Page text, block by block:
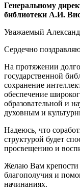
Генеральному
библиотеки А.И.
Уважаемый
Сердечно
На протяжении
государственной
сохранение
обеспечение
образовательной и
духовным и
Надеюсь, что
структурой будет
просвещению и
Желаю Вам крепости
благополучия и
начинаниях.